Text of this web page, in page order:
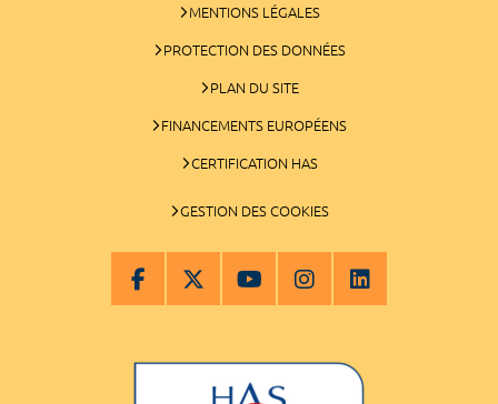
MENTIONS LÉGALES
PROTECTION DES DONNÉES
PLAN DU SITE
FINANCEMENTS EUROPÉENS
CERTIFICATION HAS
GESTION DES COOKIES